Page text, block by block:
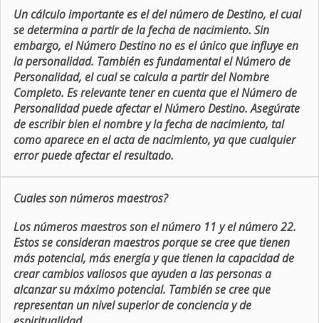
Un cálculo importante es el del número de Destino, el cual
se determina a partir de la fecha de nacimiento. Sin
embargo, el Número Destino no es el único que influye en
la personalidad. También es fundamental el Número de
Personalidad, el cual se calcula a partir del Nombre
Completo. Es relevante tener en cuenta que el Número de
Personalidad puede afectar el Número Destino. Asegúrate
de escribir bien el nombre y la fecha de nacimiento, tal
como aparece en el acta de nacimiento, ya que cualquier
error puede afectar el resultado.
Cuales son números maestros?
Los números maestros son el número 11 y el número 22.
Estos se consideran maestros porque se cree que tienen
más potencial, más energía y que tienen la capacidad de
crear cambios valiosos que ayuden a las personas a
alcanzar su máximo potencial. También se cree que
representan un nivel superior de conciencia y de